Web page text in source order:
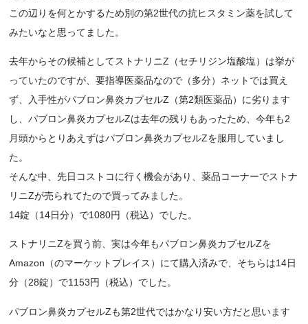
この辺りを何とかするため別の第2世代の抗ヒスタミン薬を試して
みたいなと思ってました。
去年からその候補としてストナリニZ（セチリジン塩酸塩）は挙が
っていたのですが、要指導医薬品なので（多分）ネットでは買え
ず、入手性がパブロン鼻炎カプセルZ（第2類医薬品）に劣ります
し、パブロン鼻炎カプセルZは去年の残りもあったため、今年も2
月頭からとりあえずはパブロン鼻炎カプセルZを服用していまし
た。
そんな中、先日コストコに行く機会があり、薬品コーナーでストナ
リニZが売られてたので買ってみました。
14錠（14日分）で1080円（税込）でした。
ストナリニZを買う前、実は今年もパブロン鼻炎カプセルZを
Amazon（のマーケットプレイス）にて購入済みで、そちらは14日
分（28錠）で1153円（税込）でした。
パブロン鼻炎カプセルZも第2世代ではかなり安い方だと思います